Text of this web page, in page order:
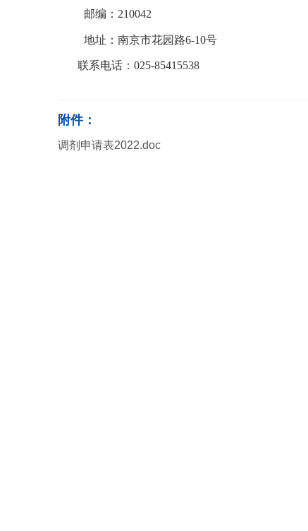
邮编： 210042
地址：南京市花园路6-10号
联系电话： 025-85415538
附件：
调剂申请表2022.doc